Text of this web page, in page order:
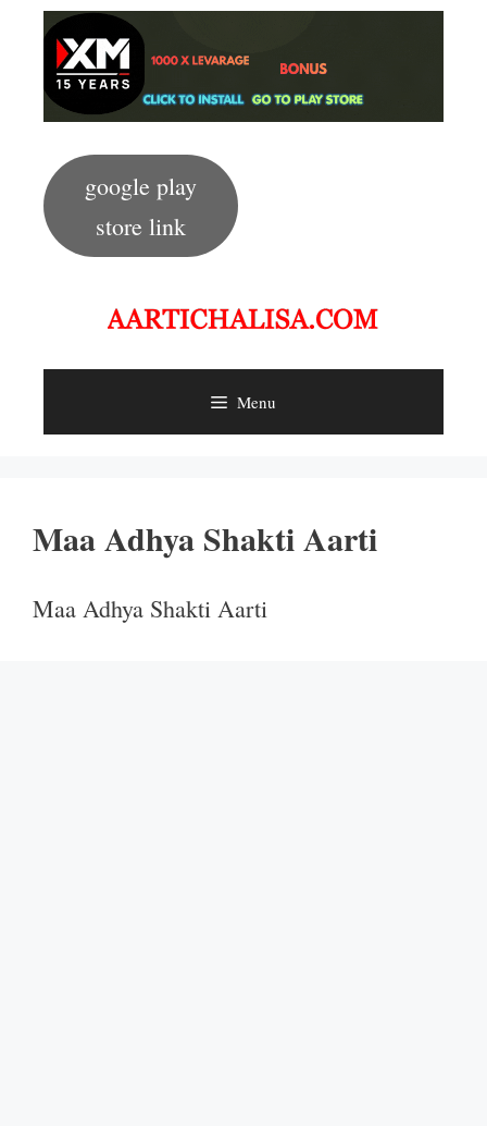
content
google play
store link
Menu
Maa Adhya Shakti Aarti
Maa Adhya Shakti Aarti